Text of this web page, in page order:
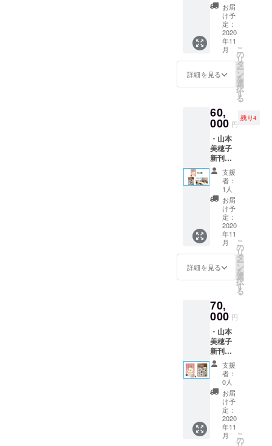
スキルを学
んでもみま
したが、
どれも私の
心に響くこ
とはなく、
頃、私は
自分の中の
闇が深さを
色濃く鮮や
かに外に出
ようとして
いるのを感
自分自身が
心底恐ろし
くなったの
です。
これではい
けないと思
い、海外に
目を向けて
見つけたの
NASAで宇宙
線を研究し
ていた科学
者、バーバ
記入く
ださ
い。）
・あな
たの
エッセ
ンスを
引き出
シール
（非売
品） ・
心から
のお礼
のメー
ル ・活
動報告
メール
キャラ
クトロ
ジー心
理学入
門』 ・
山本美
穂子著
『“あの
人” との
方 セ
ラピス
トのた
めのバ
ウンダ
リーの
教科
書』 ・
人生を
幸福で
満たす
100リス
トノー
ト（非
売品）
・いじ
め防止
「Heart
in
Touch
」のエ
ンド
ロール
にお名
前を掲
載 （ご
支援時
には備
考欄に
ご希望
のお名
前をご
ことが
言えな
いの？
～人間
関係が
ラクに
なる“正
しい境
界線(バ
ウンダ
の引き
方』10
冊 ・い
じめ防
止シ
ミュ
レー
ター
「Heart
in
Touch
」のエ
ンド
ロール
にお名
前を掲
載 （ご
ご希望
のお名
前をご
記入く
ださ
い。）
・あな
たの
エッセ
ンスを
引き出
すキャ
ラクト
ロジー
シール
お届
け予
定：
2020
年11
月
詳細を見る
こ
の
リ
タ
ー
ン
を
選
択
す
る
60,
000 円
残り4
・山本
美穂子
新刊
『どう
して言
いたい
ことが
言えな
いの？
～人間
関係が
ラクに
なる“正
しい境
界線(バ
ウンダ
の引き
方』10
冊 ・山
本美穂
子が全
国どこ
でもあ
なたと
のラン
チ会に
うかが
いま
す！権
（日程
調整に
支援
者：
1人
お届
け予
定：
2020
年11
月
詳細を見る
こ
の
リ
タ
ー
ン
を
選
択
す
る
70,
000 円
・山本
美穂子
新刊
『どう
して言
いたい
ことが
言えな
いの？
～人間
関係が
ラクに
支援
者：
0人
お届
け予
定：
2020
年11
月
こ
の